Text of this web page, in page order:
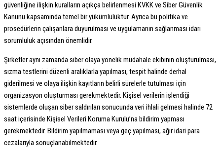
güvenliğine ilişkin kuralların açıkça belirlenmesi KVKK ve Siber Güvenlik
Kanunu kapsamında temel bir yükümlülüktür. Ayrıca bu politika ve
prosedürlerin çalışanlara duyurulması ve uygulamanın sağlanması idari
sorumluluk açısından önemlidir.
Şirketler aynı zamanda siber olaya yönelik müdahale ekibinin oluşturulması,
sızma testlerini düzenli aralıklarla yapılması, tespit halinde derhal
giderilmesi ve olaya ilişkin kayıtların belirli sürelerle tutulması için
organizasyon oluşturması gerekmektedir. Kişisel verilerin işlendiği
sistemlerde oluşan siber saldırıları sonucunda veri ihlali gelmesi halinde 72
saat içerisinde Kişisel Verileri Koruma Kurulu’na bildirim yapması
gerekmektedir. Bildirim yapılmaması veya geç yapılması, ağır idari para
cezalarıyla sonuçlanabilmektedir.